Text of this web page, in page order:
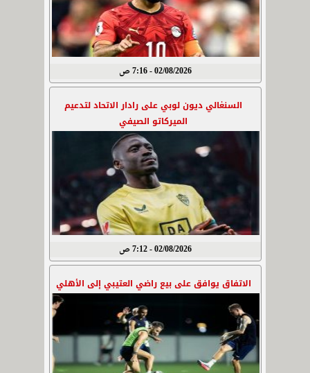
02/08/2026 - 7:16 ص
السنغالي ديون لوبي على رادار الاتحاد لتدعيم
الميركاتو الصيفي
02/08/2026 - 7:12 ص
الاتفاق يوافق على بيع راضي العتيبي إلى الأهلي